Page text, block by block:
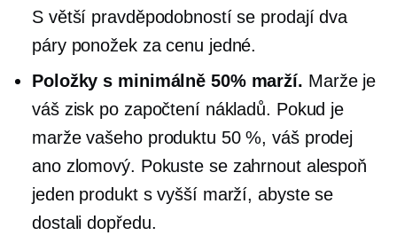
S větší pravděpodobností se prodají dva
páry ponožek za cenu jedné.
Položky s minimálně 50% marží. Marže je
váš zisk po započtení nákladů. Pokud je
marže vašeho produktu 50 %, váš prodej
ano zlomový. Pokuste se zahrnout alespoň
jeden produkt s vyšší marží, abyste se
dostali dopředu.